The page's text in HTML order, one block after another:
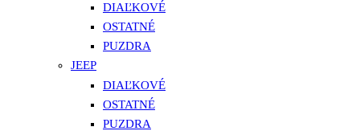
DIAĽKOVÉ
OSTATNÉ
PUZDRA
JEEP
DIAĽKOVÉ
OSTATNÉ
PUZDRA